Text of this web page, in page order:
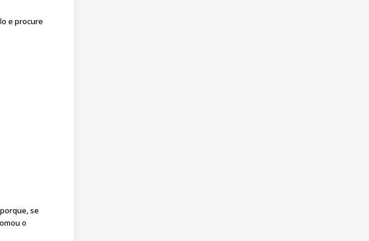
e procure
se
o